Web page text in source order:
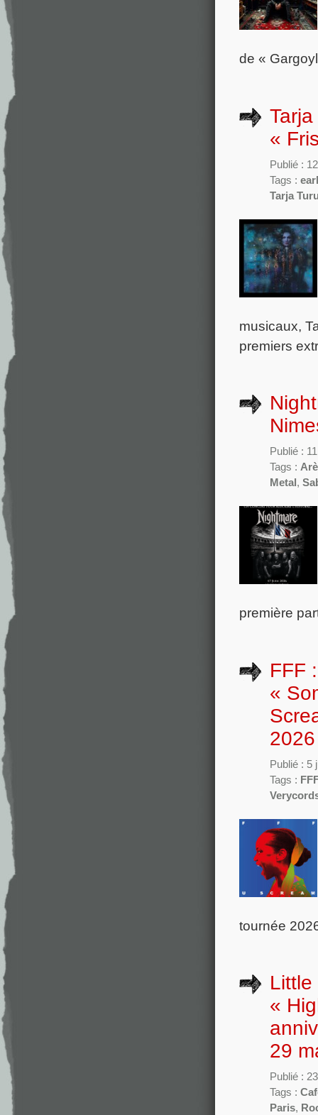
de «
«
Publié :
Tags :
Tarja
musicaux,
premiers
Publié :
Tags :
Metal ,
première
FFF
«
Publié : 5
Tags :
tournée
«
29
Publié :
Tags :
Paris,